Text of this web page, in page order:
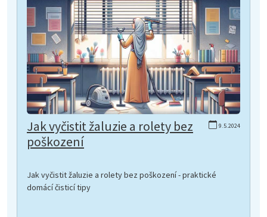
9.5.2024
Jak vyčistit žaluzie a rolety bez
poškození
Jak vyčistit žaluzie a rolety bez poškození - praktické
domácí čisticí tipy